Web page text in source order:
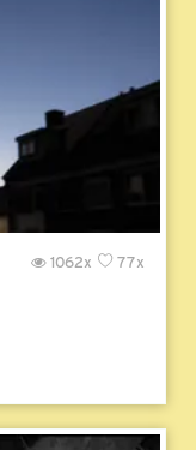
77x
1062x